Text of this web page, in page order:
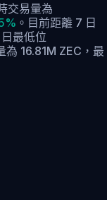
交易量為
。 目前距離 7 日
最低位
為 16.81M ZEC，最